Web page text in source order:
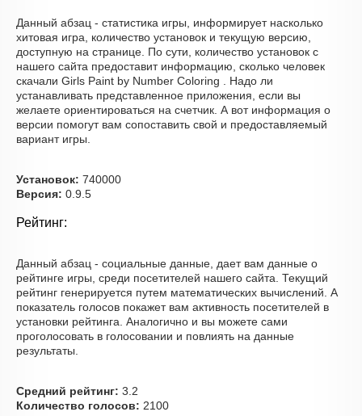
Данный абзац - статистика игры, информирует насколько
хитовая игра, количество установок и текущую версию,
доступную на странице. По сути, количество установок с
нашего сайта предоставит информацию, сколько человек
скачали Girls Paint by Number Coloring . Надо ли
устанавливать представленное приложения, если вы
желаете ориентироваться на счетчик. А вот информация о
версии помогут вам сопоставить свой и предоставляемый
вариант игры.
Установок: 740000
Версия: 0.9.5
Рейтинг:
Данный абзац - социальные данные, дает вам данные о
рейтинге игры, среди посетителей нашего сайта. Текущий
рейтинг генерируется путем математических вычислений. А
показатель голосов покажет вам активность посетителей в
установки рейтинга. Аналогично и вы можете сами
проголосовать в голосовании и повлиять на данные
результаты.
Средний рейтинг: 3.2
Количество голосов: 2100